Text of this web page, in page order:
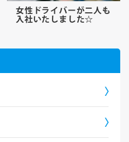
女性ドライバーが二人も
入社いたしました☆